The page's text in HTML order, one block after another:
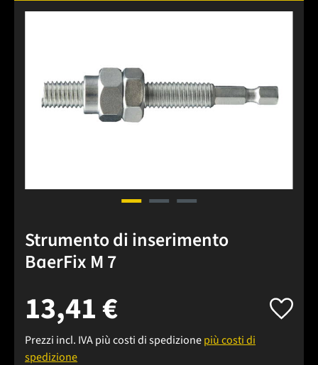
Strumento di inserimento
BaerFix M 7
13,41 €
Prezzi incl. IVA più costi di spedizionepiù costi di
spedizione